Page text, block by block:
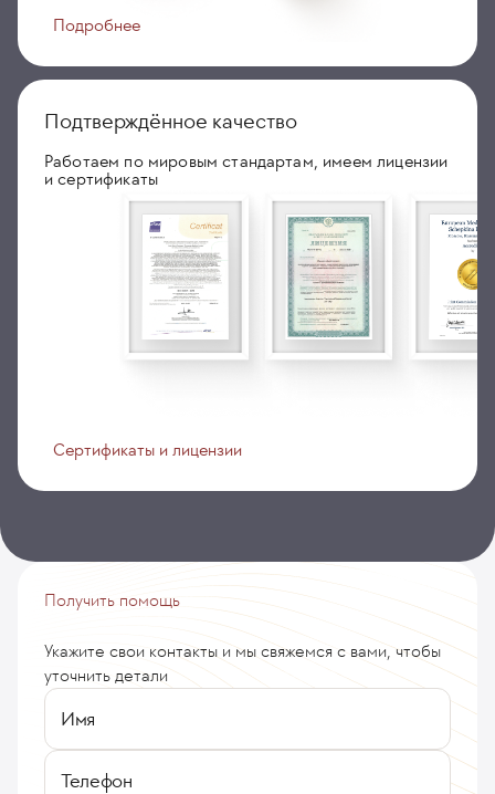
Подробнее
Подтверждённое качество
Работаем по мировым стандартам, имеем лицензии
и сертификаты
Сертификаты и лицензии
Получить помощь
Укажите свои контакты и мы свяжемся с вами, чтобы
уточнить детали
Имя
Телефон